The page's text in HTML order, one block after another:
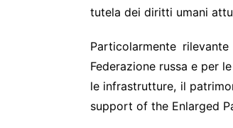
tutela dei diritti umani
Particolarmente
Federazione russa e per
le infrastrutture, il
support of the Enlarged